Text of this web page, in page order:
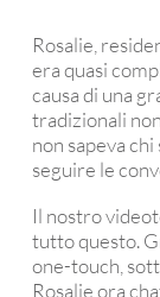
Rosalie,
era quasi
causa di una
tradizionali
non sapeva
seguire le
Il nostro
tutto questo.
one-touch,
Rosalie ora